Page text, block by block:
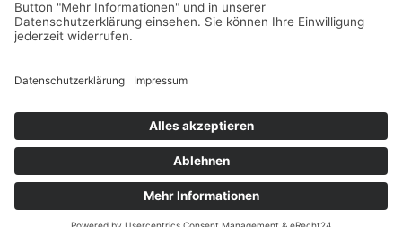
Mode und Stil
Copyright © 2026 Lifestyle Experten
Datenschutz
Impressum